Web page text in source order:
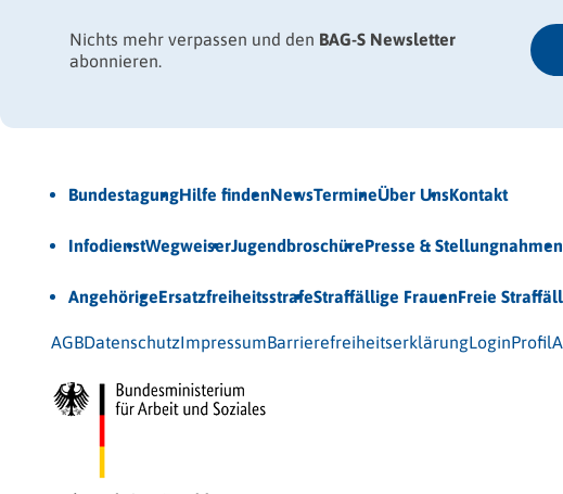
Nichts mehr verpassen und den BAG-S Newsletter
abonnieren.
BundestagungHilfe findenNewsTermineÜber UnsKontakt
InfodienstWegweiserJugendbroschürePresse & Stellungnahmen
AngehörigeErsatzfreiheitsstrafeStraffällige FrauenFreie
AGBDatenschutzImpressumBarrierefreiheitserklärungLoginProfil